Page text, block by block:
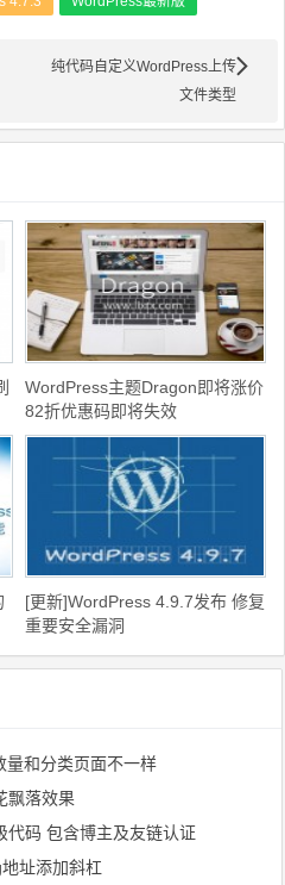
纯代码自定义WordPress上传
文件类型
WordPress主题Dragon即将涨价
82折优惠码即将失效
[更新]WordPress 4.9.7发布 修复
重要安全漏洞
量和分类页面不一样
飘落效果
代码 包含博主及友链认证
址添加斜杠